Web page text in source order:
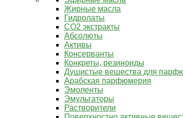
Жирные масла
Гидролаты
СО2 экстракты
Абсолюты
Активы
Консерванты
Конкреты, резиноиды
Душистые вещества для
Арабская парфюмерия
Эмоленты
Эмульгаторы
Растворители